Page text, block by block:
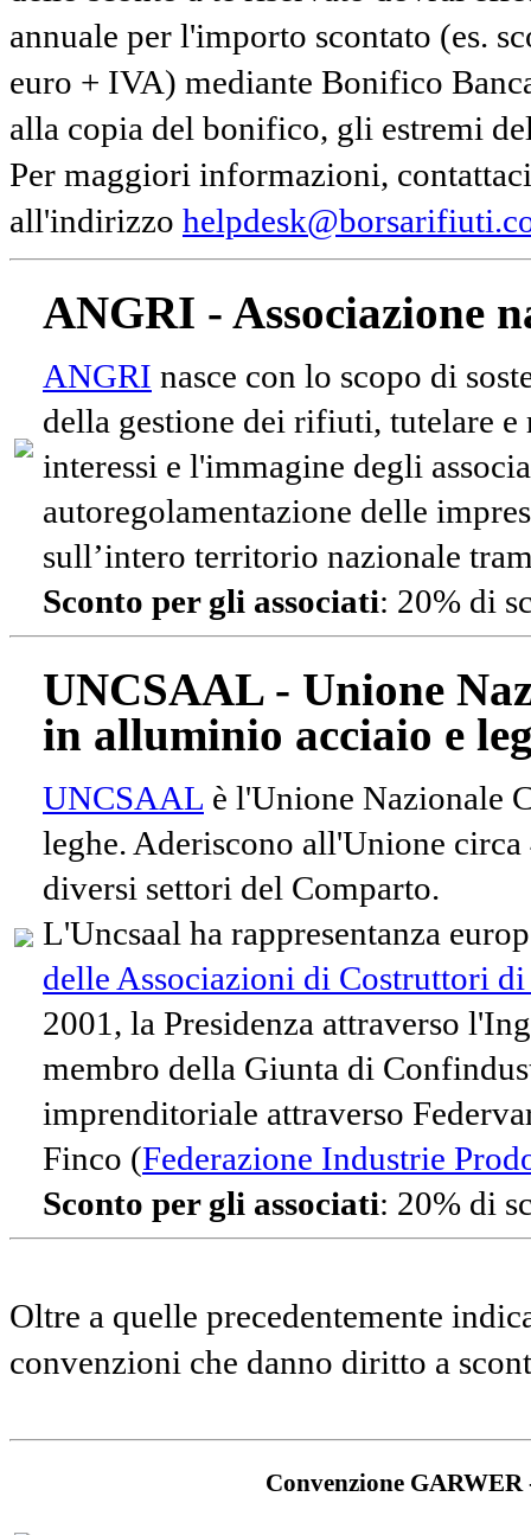
annuale per l'importo scontato (es.
euro + IVA) mediante Bonifico
alla copia del bonifico, gli estremi
Per maggiori informazioni,
all'indirizzo
ANGRI - Associazione
ANGRI nasce con lo scopo di
della gestione dei rifiuti, tutelare e
interessi e l'immagine degli
autoregolamentazione delle
sull’intero territorio nazionale
Sconto per gli associati: 20% di
UNCSAAL - Unione
in alluminio acciaio e
UNCSAAL è l'Unione Nazionale
leghe. Aderiscono all'Unione
diversi settori del Comparto.
L'Uncsaal ha rappresentanza
delle Associazioni di Costruttori
2001, la Presidenza attraverso
membro della Giunta di
imprenditoriale attraverso
Finco (Federazione Industrie
Sconto per gli associati: 20% di
Oltre a quelle precedentemente
convenzioni che danno diritto a
Convenzione